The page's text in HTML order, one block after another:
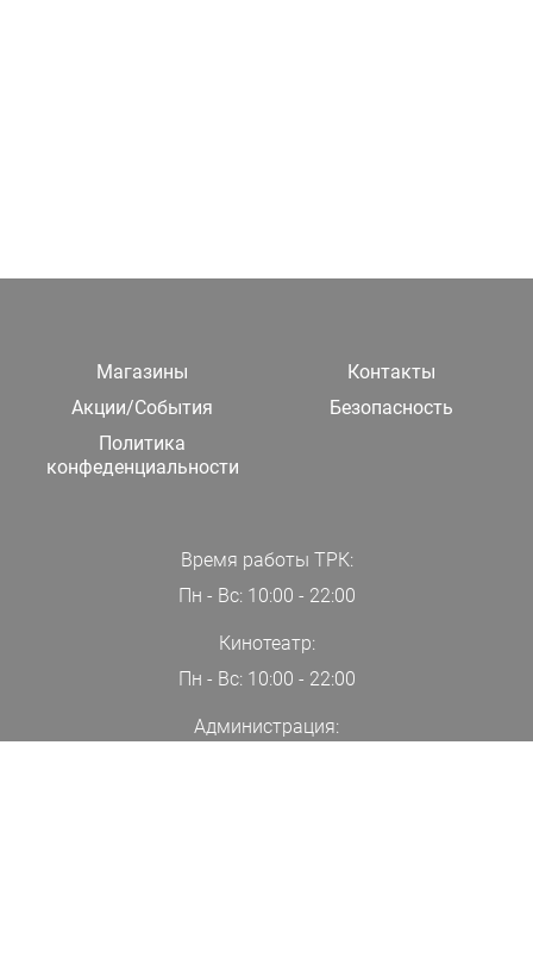
Магазины
Контакты
Акции/События
Безопасность
Политика
конфеденциальности
Время работы ТРК:
Пн - Вс: 10:00 - 22:00
Кинотеатр:
Пн - Вс: 10:00 - 22:00
Администрация: